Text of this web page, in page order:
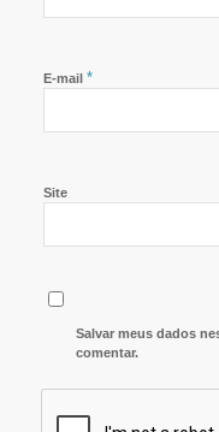
E-mail *
Site
Salvar meus dados
comentar.